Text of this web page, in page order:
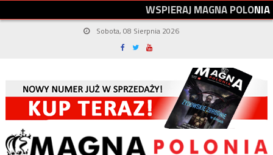
WSPIERAJMAGNAPOLONIA
Sobota, 08 Sierpnia 2026